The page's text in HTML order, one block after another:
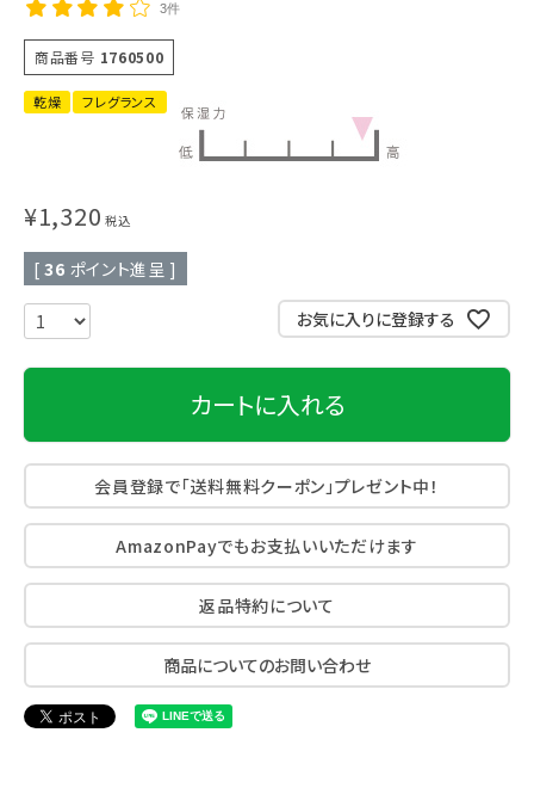
3件
商品番号 1760500
乾燥 フレグランス
¥1,320 税込
[ 36 ポイント進呈 ]
お気に入りに登録する
カートに入れる
会員登録で「送料無料クーポン」プレゼント中！
AmazonPayでもお支払いいただけます
返品特約について
商品についてのお問い合わせ